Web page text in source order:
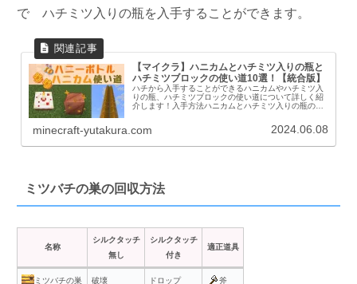
で
ハチミツ入りの瓶を入手することができます。
【マイクラ】ハニカムとハチミツ入りの瓶と
ハチミツブロックの使い道10選！【統合版】
ハチから入手することができるハニカムやハチミツ入
りの瓶、ハチミツブロックの使い道について詳しく紹
介します！入手方法ハニカムとハチミツ入りの瓶の入
る状態で入手することができます。ハサミガラス瓶
蜜...
minecraft-yutakura.com 2024.06.08
ミツバチの巣の回収方法
名称
シルクタッチ
無し
シルクタッチ
付き
適正道具
ミツバチの巣 破壊 ドロップ 斧